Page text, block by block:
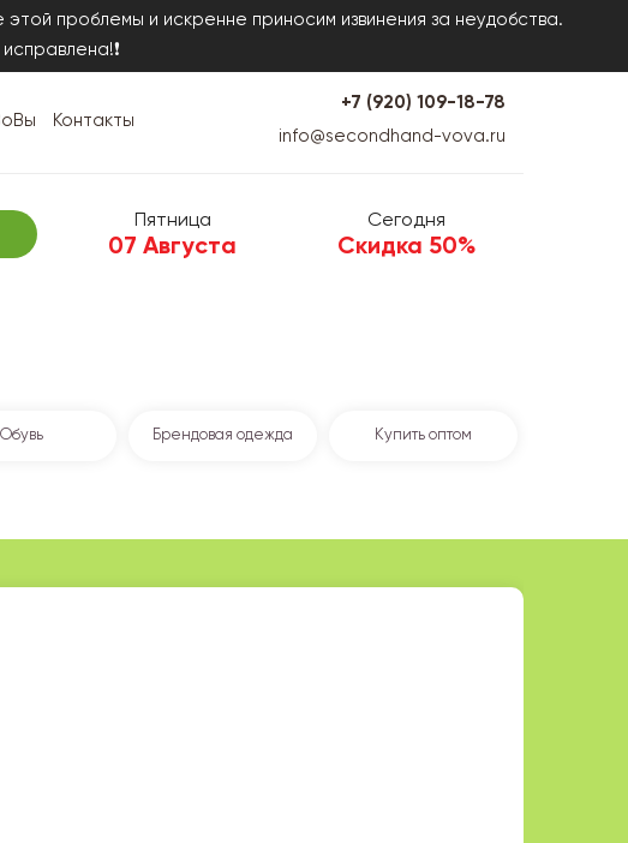
проблемы и искренне приносим извинения за неудобства.
Контакты
+7 (920) 109-18-78
info@secondhand-vova.ru
Пятница
07 Августа
Сегодня
Скидка 50%
Обувь Брендовая одежда Купить оптом